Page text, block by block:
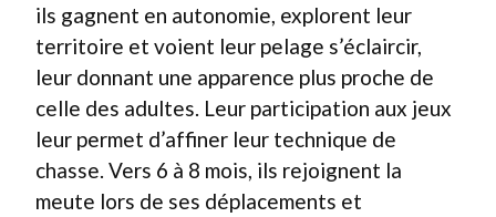
ils gagnent en autonomie, explorent leur
territoire et voient leur pelage s’éclaircir,
leur donnant une apparence plus proche de
celle des adultes. Leur participation aux jeux
leur permet d’affiner leur technique de
chasse. Vers 6 à 8 mois, ils rejoignent la
meute lors de ses déplacements et